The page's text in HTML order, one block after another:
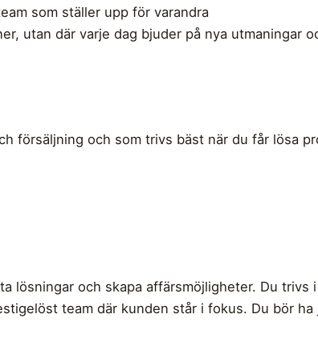
som ställer upp för varandra
utan där varje dag bjuder på nya utmaningar
försäljning och som trivs bäst när du får lösa
och skapa affärsmöjligheter. Du trivs
team där kunden står i fokus. Du bör ha